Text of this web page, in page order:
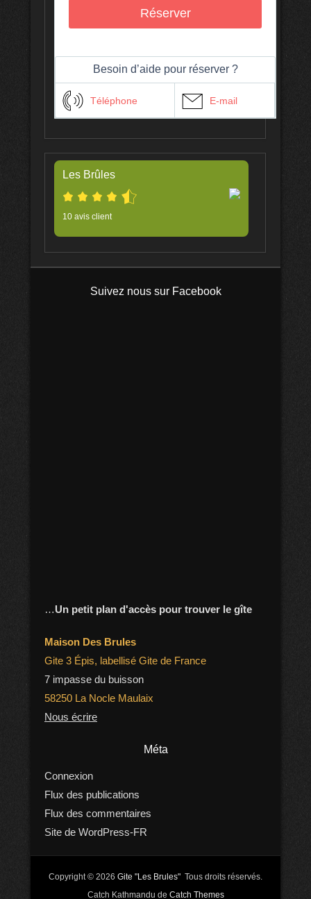
Suivez nous sur Facebook
…Un petit plan d'accès pour trouver le gîte
Maison Des Brules
Gite 3 Épis, labellisé Gite de France
7 impasse du buisson
58250 La Nocle Maulaix
Nous écrire
Méta
Connexion
Flux des publications
Flux des commentaires
Site de WordPress-FR
Copyright © 2026 Gite "Les Brules" Tous droits réservés.
Catch Kathmandu de Catch Themes